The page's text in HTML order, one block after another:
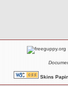
Skins